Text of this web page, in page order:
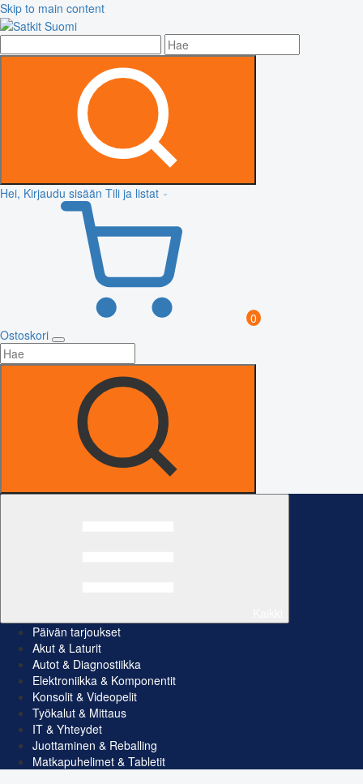
Skip to main content
Hei, Kirjaudu sisään Tili ja listat
0
Ostoskori
Päivän tarjoukset
Akut & Laturit
Autot & Diagnostiikka
Elektroniikka & Komponentit
Konsolit & Videopelit
Työkalut & Mittaus
IT & Yhteydet
Juottaminen & Reballing
Matkapuhelimet & Tabletit